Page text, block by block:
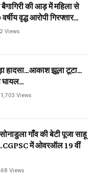
की आड़ में महिला से
वृद्ध आरोपी गिरफ्तार…
Views
हादसा…आकाश झूला टूटा…
घायल…
1,703 Views
गाँव की बेटी पूजा साहू
में ओवरऑल 19 वीं
Views